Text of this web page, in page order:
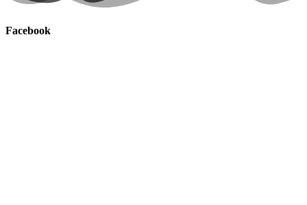
Facebook